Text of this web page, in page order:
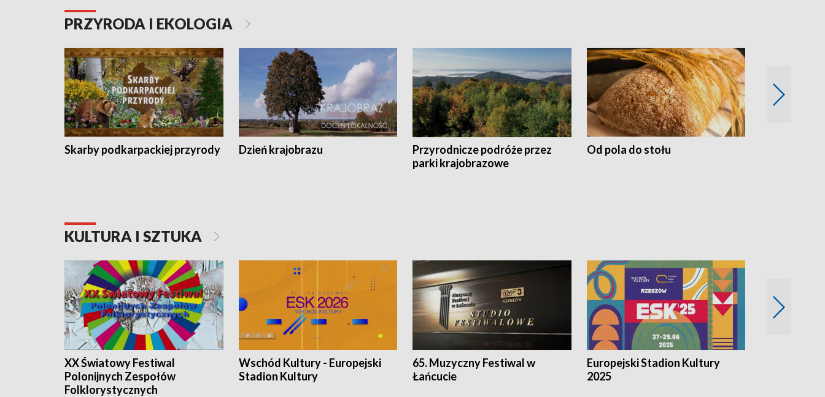
PRZYRODA I EKOLOGIA
Skarby podkarpackiej przyrody Dzień krajobrazu
Przyrodnicze podróże przez
parki krajobrazowe
Od pola do stołu
KULTURA I SZTUKA
XX Światowy Festiwal
Polonijnych Zespołów
Folklorystycznych
Wschód Kultury - Europejski
Stadion Kultury
65. Muzyczny Festiwal w
Łańcucie
Europejski Stadion Kultury
2025